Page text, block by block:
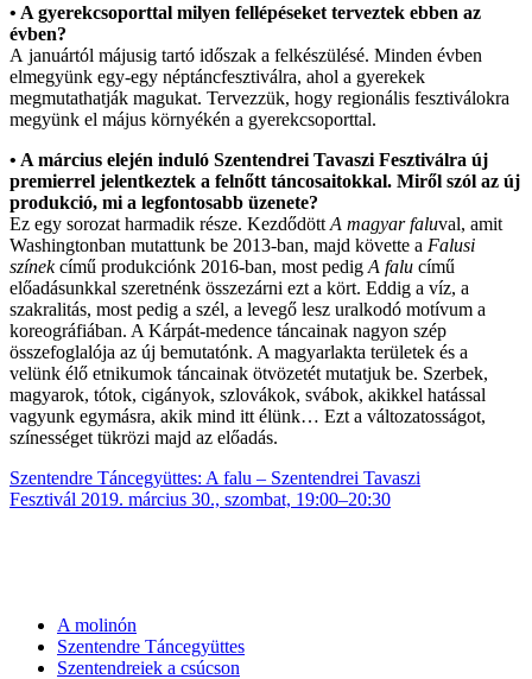
• A gyerekcsoporttal milyen fellépéseket terveztek ebben az
évben?
A januártól májusig tartó időszak a felkészülésé. Minden évben
elmegyünk egy-egy néptáncfesztiválra, ahol a gyerekek
megmutathatják magukat. Tervezzük, hogy regionális fesztiválokra
megyünk el május környékén a gyerekcsoporttal.
• A március elején induló Szentendrei Tavaszi Fesztiválra új
premierrel jelentkeztek a felnőtt táncosaitokkal. Miről szól az új
produkció, mi a legfontosabb üzenete?
Ez egy sorozat harmadik része. Kezdődött A magyar faluval, amit
Washingtonban mutattunk be 2013-ban, majd követte a Falusi
színekcímű produkciónk 2016-ban, most pedig A falu című
előadásunkkal szeretnénk összezárni ezt a kört. Eddig a víz, a
szakralitás, most pedig a szél, a levegő lesz uralkodó motívum a
koreográfiában. A Kárpát-medence táncainak nagyon szép
összefoglalója az új bemutatónk. A magyarlakta területek és a
velünk élő etnikumok táncainak ötvözetét mutatjuk be. Szerbek,
magyarok, tótok, cigányok, szlovákok, svábok, akikkel hatással
vagyunk egymásra, akik mind itt élünk… Ezt a változatosságot,
színességet tükrözi majd az előadás.
Szentendre Táncegyüttes: A falu – Szentendrei Tavaszi
Fesztivál 2019. március 30., szombat, 19:00–20:30
A molinón
Szentendre Táncegyüttes
Szentendreiek a csúcson